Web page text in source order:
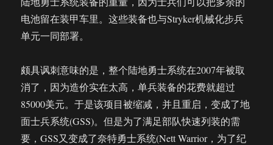
电池留在装甲车里。这些装备也与Stryker机械化步兵
单元一同部署。
颇具讽刺意味的是，整个陆地勇士系统在2007年被取
消了，因为造价实在太高，单兵装备的花费就超过
85000美元。于是该项目被缩减，并且重启，变成了地
面士兵系统(GSS)。但是为了满足部队快速列装的需
要，GSS又变成了奈特勇士系统(Nett Warrior，为了纪